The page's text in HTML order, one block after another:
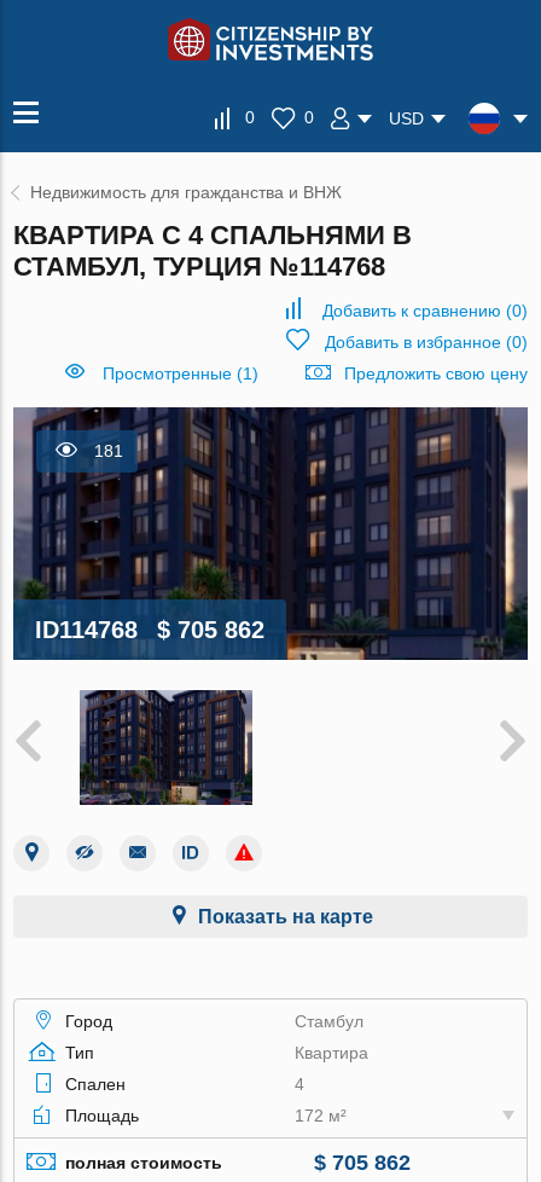
0 0 USD
Недвижимость для гражданства и ВНЖ
КВАРТИРА С 4 СПАЛЬНЯМИ В
СТАМБУЛ, ТУРЦИЯ №114768
Добавить к сравнению (0)
Добавить в избранное(0)
Просмотренные (1)
Предложить свою цену
181
ID114768 $ 705 862
Показать на карте
Город
Стамбул
Тип
Квартира
Спален
4
Площадь
172 м²
полная стоимость $ 705 862